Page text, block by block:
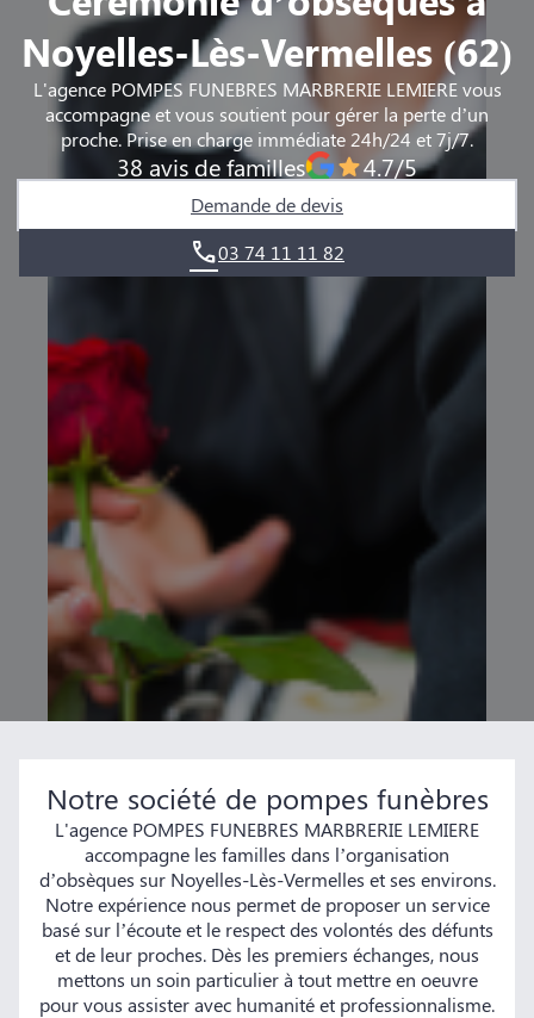
Noyelles-Lès-Vermelles (62)
L'agence POMPES FUNEBRES MARBRERIE LEMIERE vous
accompagne et vous soutient pour gérer la perte d’un
proche. Prise en charge immédiate 24h/24 et 7j/7.
38 avis de familles 4.7/5
Demande de devis
03 74 11 11 82
Notre société de pompes funèbres
L'agence POMPES FUNEBRES MARBRERIE LEMIERE
accompagne les familles dans l’organisation
d’obsèques sur Noyelles-Lès-Vermelles et ses environs.
Notre expérience nous permet de proposer un service
basé sur l’écoute et le respect des volontés des défunts
et de leur proches. Dès les premiers échanges, nous
mettons un soin particulier à tout mettre en oeuvre
pour vous assister avec humanité et professionnalisme.